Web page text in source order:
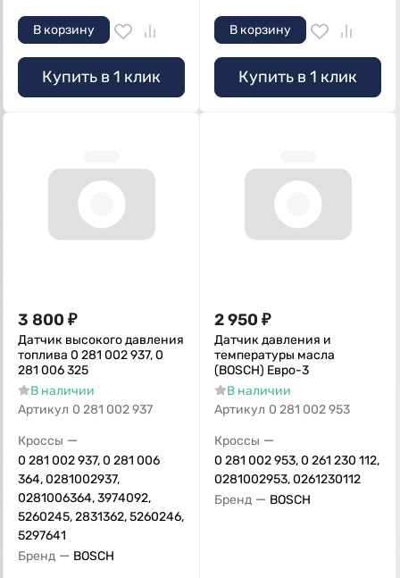
В корзину
Купить в 1 клик
В корзину
Купить в 1 клик
3 800 ₽
Датчик высокого давления
топлива 0 281 002 937, 0
281 006 325
В наличии
Артикул 0 281 002 937
Кроссы —
0 281 002 937, 0 281 006
364, 0281002937,
0281006364, 3974092,
5260245, 2831362, 5260246,
5297641
Бренд — BOSCH
2 950 ₽
Датчик давления и
температуры масла
(BОSCH) Евро-3
В наличии
Артикул 0 281 002 953
Кроссы —
0 281 002 953, 0 261 230 112,
0281002953, 0261230112
Бренд — BOSCH